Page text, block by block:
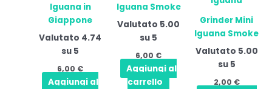
Iguana in
Giappone
Valutato 4.74
su 5
6,00 €
Aggiungi al
Iguana Smoke
Valutato 5.00
su 5
6,00 €
Aggiungi al
carrello
Grinder Mini
Iguana Smoke
Valutato 5.00
su 5
2,00 €
Le